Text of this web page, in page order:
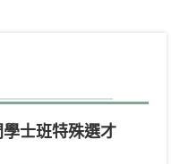
士班特殊選才